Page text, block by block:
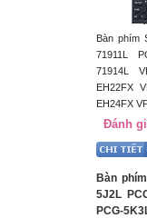
Bàn phím
71911L
71914L
EH22FX
EH24FX
Đánh
Bàn
5J2L
PCG-